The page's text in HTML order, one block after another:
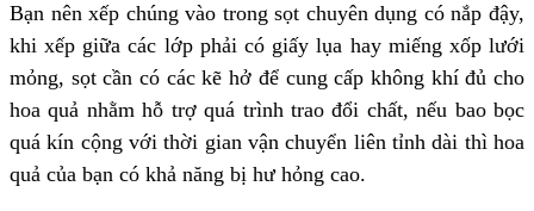
Bạn nên xếp chúng vào trong sọt chuyên dụng có nắp đậy,
khi xếp giữa các lớp phải có giấy lụa hay miếng xốp lưới
mỏng, sọt cần có các kẽ hở để cung cấp không khí đủ cho
hoa quả nhằm hỗ trợ quá trình trao đổi chất, nếu bao bọc
quá kín cộng với thời gian vận chuyển liên tỉnh dài thì hoa
quả của bạn có khả năng bị hư hỏng cao.